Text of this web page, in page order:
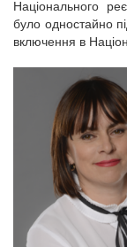
Національного
було одностайно
включення в